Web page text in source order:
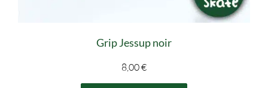
Grip Jessup noir
8,00€